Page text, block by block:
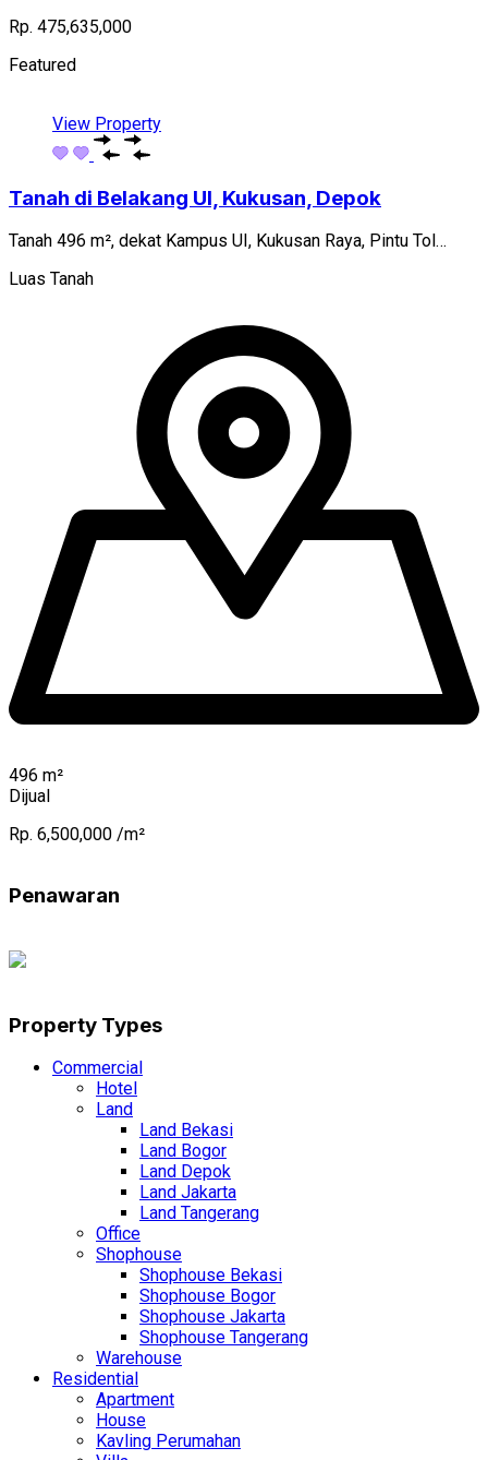
Rp. 475,635,000
Featured
View Property
Tanah di Belakang UI, Kukusan, Depok
Tanah 496 m², dekat Kampus UI, Kukusan Raya, Pintu Tol…
Luas Tanah
496 m²
Dijual
Rp. 6,500,000 /m²
Penawaran
Property Types
Commercial
Hotel
Land
Land Bekasi
Land Bogor
Land Depok
Land Jakarta
Land Tangerang
Office
Shophouse
Shophouse Bekasi
Shophouse Bogor
Shophouse Jakarta
Shophouse Tangerang
Warehouse
Residential
Apartment
House
Kavling Perumahan